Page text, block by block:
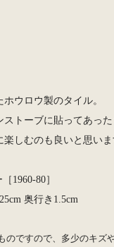
ウロウ製のタイル。
トーブに貼ってあった
しむのも良いと思いま
1960-80］
奥行き1.5cm
のですので、多少のキズ